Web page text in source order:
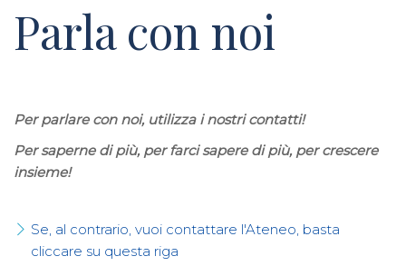
Parla con noi
Per parlare con noi, utilizza i nostri contatti!
Per saperne di più, per farci sapere di più, per crescere
insieme!
Se, al contrario, vuoi contattare l'Ateneo, basta
cliccare su questa riga